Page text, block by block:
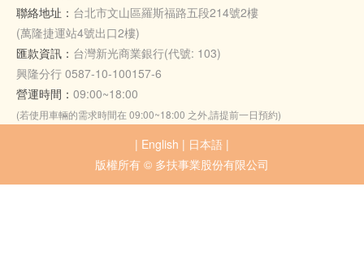
聯絡地址： 台北市文山區羅斯福路五段214號2樓
(萬隆捷運站4號出口2樓)
匯款資訊： 台灣新光商業銀行(代號: 103)
興隆分行 0587-10-100157-6
營運時間： 09:00~18:00
(若使用車輛的需求時間在 09:00~18:00 之外,請提前一日預約)
| English | 日本語 |
版權所有 © 多扶事業股份有限公司